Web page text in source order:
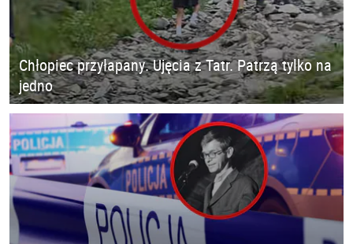
Chłopiec przyłapany. Ujęcia z Tatr. Patrzą tylko na
jedno